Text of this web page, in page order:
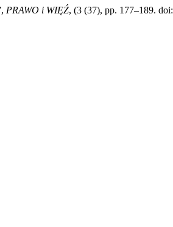
PRAWO i WIĘŹ, (3 (37), pp. 177–189. doi: